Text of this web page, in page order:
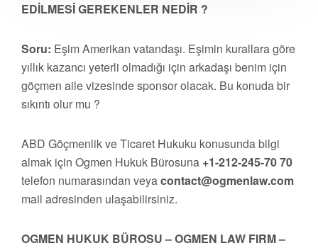
EDİLMESİ GEREKENLER NEDİR ?
Soru: Eşim Amerikan vatandaşı. Eşimin kurallara göre
yıllık kazancı yeterli olmadığı için arkadaşı benim için
göçmen aile vizesinde sponsor olacak. Bu konuda bir
sıkıntı olur mu ?
ABD Göçmenlik ve Ticaret Hukuku konusunda bilgi
almak için Ogmen Hukuk Bürosuna +1-212-245-70 70
telefon numarasından veyacontact@ogmenlaw.com
mail adresinden ulaşabilirsiniz.
OGMEN HUKUK BÜROSU – OGMEN LAW FIRM –